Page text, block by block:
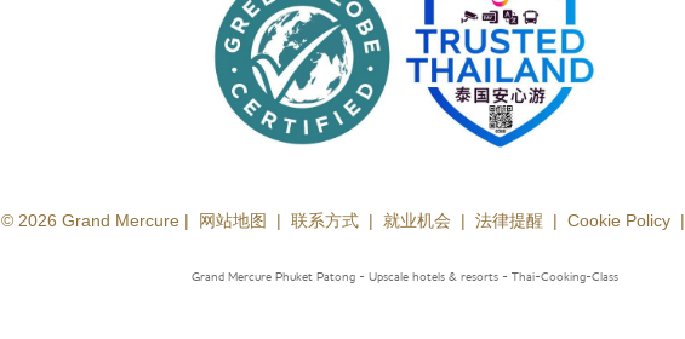
© 2026 Grand Mercure | 网站地图 | 联系方式| 就业机会 | 法律提醒 | Cookie Policy|
Grand Mercure Phuket Patong - Upscale hotels & resorts - Thai-Cooking-Class